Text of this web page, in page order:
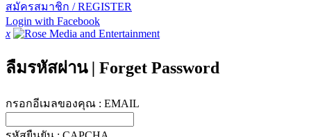
สมัครสมาชิก / REGISTER
Login with Facebook
x
ลืมรหัสผ่าน | Forget Password
กรอกอีเมลของคุณ : EMAIL